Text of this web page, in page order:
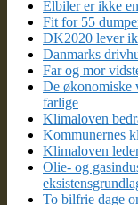
Elbiler er ikke
Fit for 55
DK2020 lever
Danmarks
Far og mor
De økonomiske
farlige
Klimaloven
Kommunernes
Klimaloven
Olie- og
To bilfrie dage